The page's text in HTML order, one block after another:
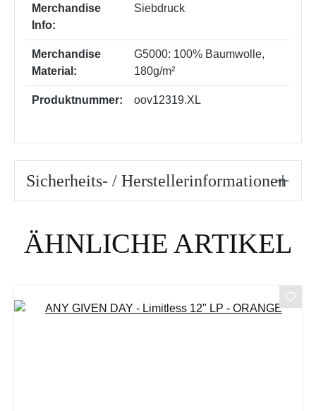
Merchandise
Info:
Siebdruck
Merchandise
Material:
G5000: 100% Baumwolle,
180g/m²
Produktnummer: oov12319.XL
Sicherheits- / Herstellerinformationen
ÄHNLICHE ARTIKEL